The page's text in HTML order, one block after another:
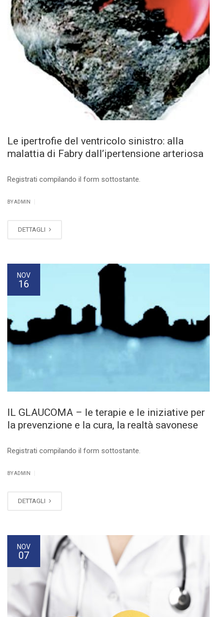
Le ipertrofie del ventricolo sinistro: alla
malattia di Fabry dall’ipertensione arteriosa
Registrati compilando il form sottostante.
BY ADMIN
DETTAGLI
NOV
16
IL GLAUCOMA – le terapie e le iniziative per
la prevenzione e la cura, la realtà savonese
Registrati compilando il form sottostante.
BY ADMIN
DETTAGLI
NOV
07